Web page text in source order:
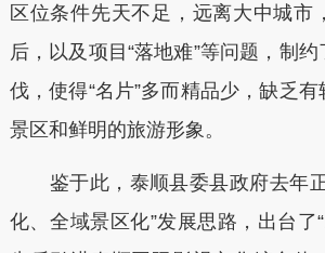
区位条件先天不足，远离大中城市
后，以及项目“落地难”等问题，制
伐，使得“名片”多而精品少，缺乏
景区和鲜明的旅游形象。
鉴于此，泰顺县委县政府去年正
化、全域景区化”发展思路，出台了